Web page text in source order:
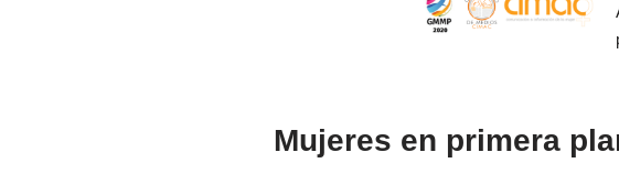
Mujeres en primera